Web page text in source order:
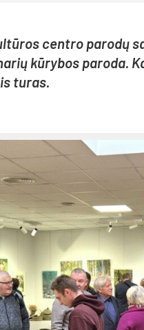
cent­ro pa­ro­dų
kū­ry­bos pa­ro­da.
tu­ras.